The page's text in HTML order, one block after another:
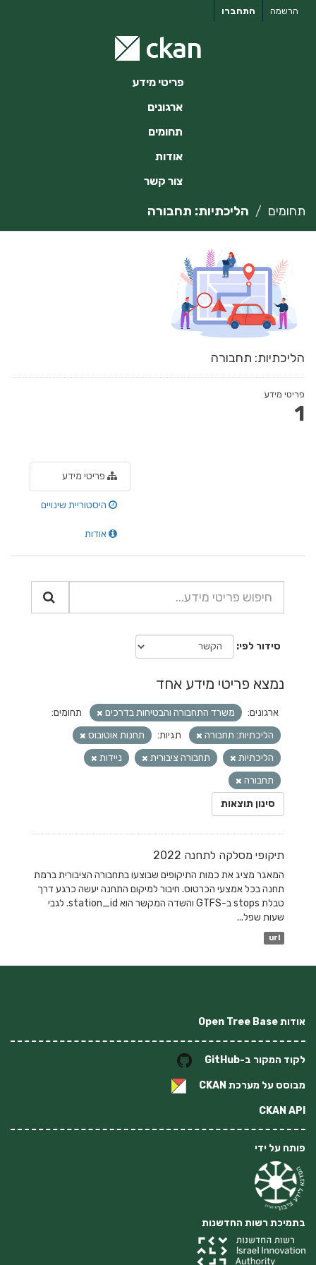
התחברו הרשמה
פריטי מידע
ארגונים
תחומים
אודות
צור קשר
תחומים הליכתיות: תחבורה
הליכתיות: תחבורה
פריטי מידע
1
פריטי מידע
היסטוריית שינויים
אודות
סידור לפי
נמצא פריטי מידע אחד
ארגונים: משרד התחבורה והבטיחות בדרכים
תחומים:
הליכתיות: תחבורה
תגיות:
תחנות אוטובוס
הליכתיות
תחבורה ציבורית
ניידות
תחבורה
סינון תוצאות
תיקופי מסלקה לתחנה 2022
המאגר מציג את כמות התיקופים שבוצעו בתחבורה הציבורית ברמת
תחנה בכל אמצעי הכרטוס. חיבור למיקום התחנה יעשה כרגע דרך
טבלת stops ב-GTFS והשדה המקשר הוא station_id. לגבי
שעות שפל...
url
אודות Open Tree Base
לקוד המקור ב-GitHub
מבוסס על מערכת CKAN
CKAN API
פותח על ידי
בתמיכת רשות החדשנות